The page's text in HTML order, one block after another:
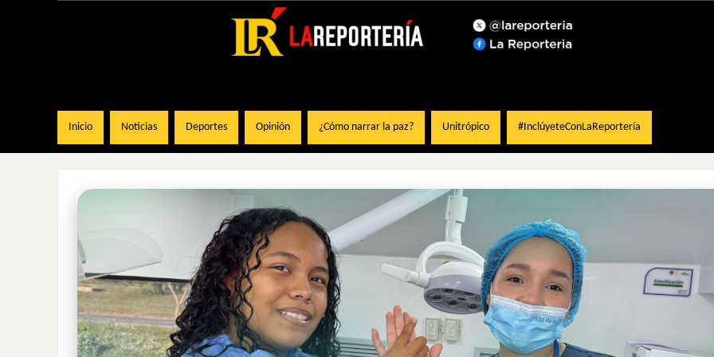
Inicio Noticias Deportes Opinión ¿Cómo narrar la paz? Unitrópico #InclúyeteConLaReportería